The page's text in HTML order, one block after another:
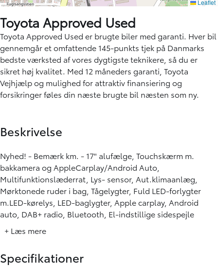
Toyota Approved Used
Toyota Approved Used er brugte biler med garanti. Hver bil
gennemgår et omfattende 145-punkts tjek på Danmarks
bedste værksted af vores dygtigste teknikere, så du er
sikret høj kvalitet. Med 12 måneders garanti, Toyota
Vejhjælp og mulighed for attraktiv finansiering og
forsikringer føles din næste brugte bil næsten som ny.
Beskrivelse
Nyhed! - Bemærk km. - 17" alufælge, Touchskærm m.
bakkamera og AppleCarplay/Android Auto,
Multifunktionslæderrat, Lys- sensor, Aut.klimaanlæg,
Mørktonede ruder i bag, Tågelygter, Fuld LED-forlygter
m.LED-kørelys, LED-baglygter, Apple carplay, Android
auto, DAB+ radio, Bluetooth, El-indstillige sidespejle
foran, Start/stop system, Nødbremseassistent m.
Skiltegenkendelse, Adaptiv fartpilot, Fjernlysassistent,
+ Læs mere
Specifikationer